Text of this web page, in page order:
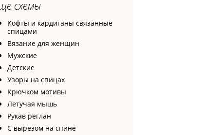
схемы
Кофты и кардиганы связанные
спицами
Вязание для женщин
Мужские
Детские
Узоры на спицах
Крючком мотивы
Летучая мышь
Рукав реглан
С вырезом на спине